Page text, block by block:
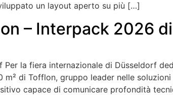
un layout aperto su più […]
– Interpack 2026
Per la fiera internazionale di Düsseldorf
di Tofflon, gruppo leader nelle
capace di comunicare profondità